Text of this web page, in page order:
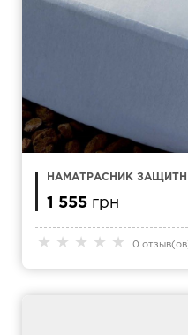
★ ★ ★ ★ ★ 0
НАМАТРАСНИК
1 555 грн